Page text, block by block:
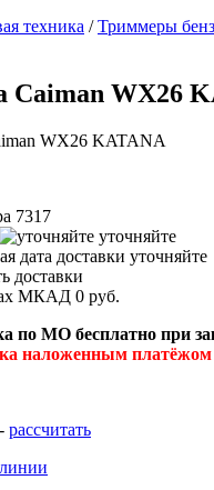
техника /Триммеры
Caiman WX26
7317
уточняйте
дата доставки уточняйте
доставки
МКАД 0 руб.
по МО бесплатно при
наложенным платёжом
рассчитать